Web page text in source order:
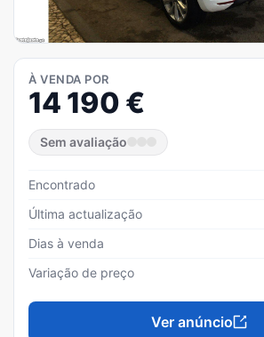
À VENDA POR
14 190 €
Sem avaliação
Encontrado
Última actualização
Dias à venda
Variação de preço
Ver anúncio